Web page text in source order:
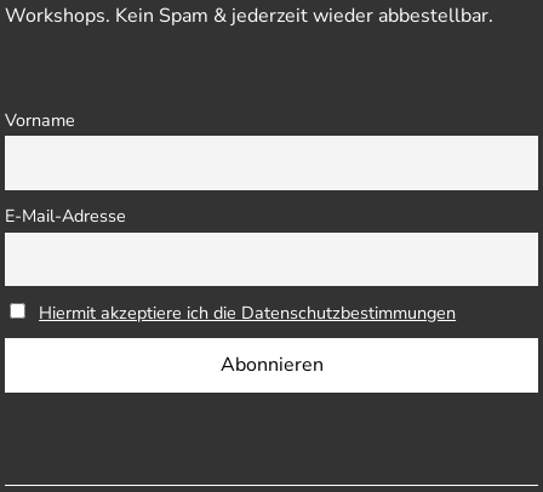
Workshops. Kein Spam & jederzeit wieder abbestellbar.
Vorname
E-Mail-Adresse
Hiermit akzeptiere ich die Datenschutzbestimmungen